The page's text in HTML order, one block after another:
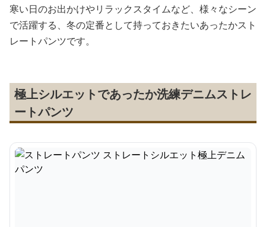
寒い日のお出かけやリラックスタイムなど、様々なシーン
で活躍する、冬の定番として持っておきたいあったかスト
レートパンツです。
極上シルエットであったか洗練デニムストレ
ートパンツ